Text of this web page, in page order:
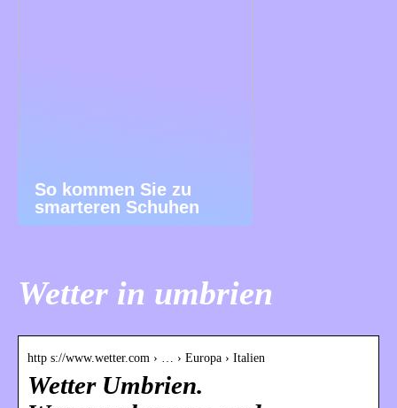
So kommen Sie zu
smarteren Schuhen
Wetter in umbrien
http s://www.wetter.com › … › Europa › Italien
Wetter Umbrien.